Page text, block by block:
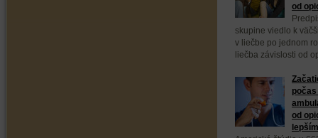
od
skupine viedlo k
v liečbe po jednom
liečba závislosti od
od